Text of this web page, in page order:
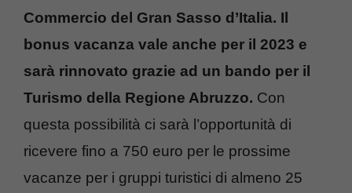
Commercio del Gran Sasso d’Italia. Il
bonus vacanza vale anche per il 2023 e
sarà rinnovato grazie ad un bando per il
Turismo della Regione Abruzzo. Con
questa possibilità ci sarà l’opportunità di
ricevere fino a 750 euro per le prossime
vacanze per i gruppi turistici di almeno 25